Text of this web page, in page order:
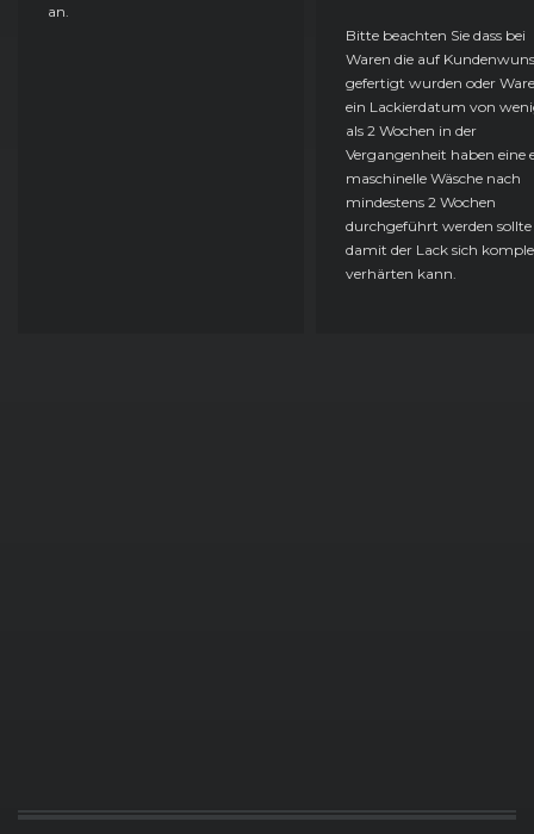
an.
Bitte beachten Sie dass bei
Waren die auf
gefertigt wurden oder
ein Lackierdatum von
als 2 Wochen in der
Vergangenheit haben eine
maschinelle Wäsche nach
mindestens 2 Wochen
durchgeführt werden sollte
damit der Lack sich
verhärten kann.